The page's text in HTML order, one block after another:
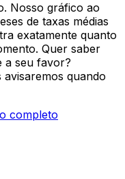
Nosso gráfico ao
de taxas médias
exatamente quanto
Quer saber
a seu favor?
quando
completo